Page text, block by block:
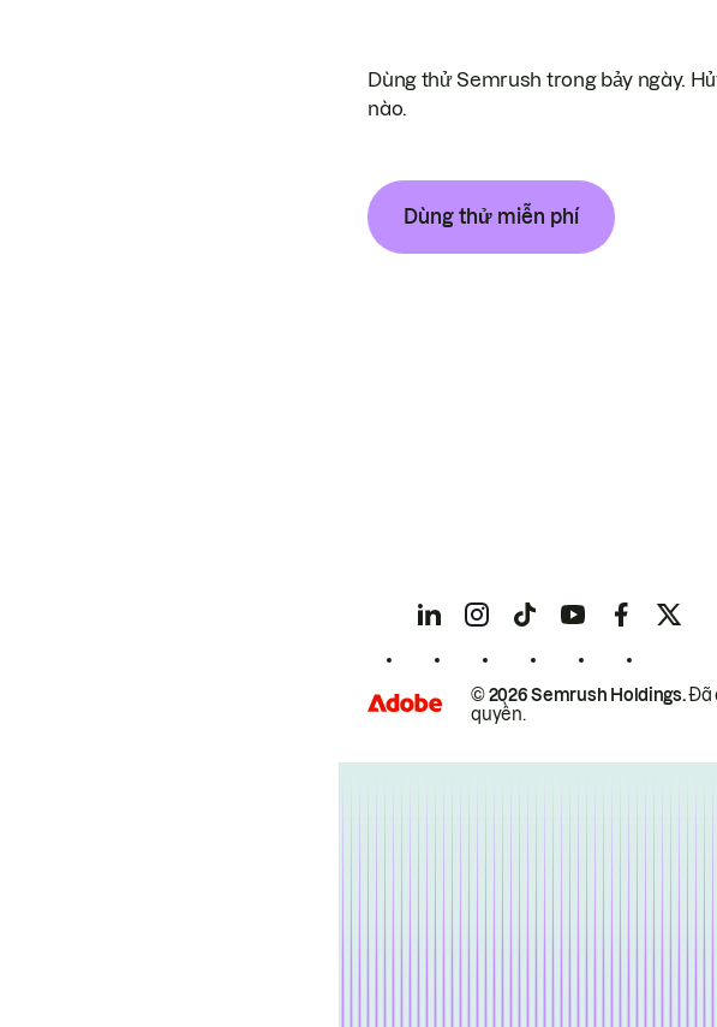
Dùng thử Semrush trong bảy ngày.
nào.
Dùng thử miễn phí
© 2026 Semrush Holdings.Đã
quyền.